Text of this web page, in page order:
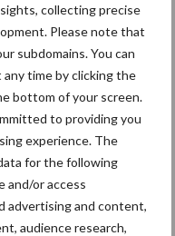
collecting precise
Please note that
subdomains. You can
time by clicking the
bottom of your screen.
to providing you
experience. The
for the following
and/or access
advertising and content,
audience research,
en Erfcoaching
bij grote